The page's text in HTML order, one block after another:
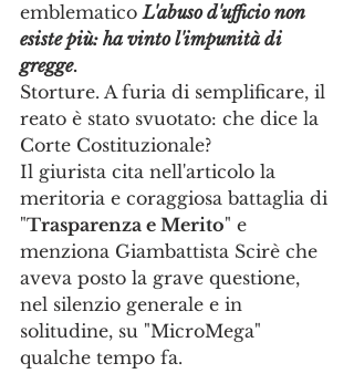
emblematico L'abuso d'ufficio non
esiste più: ha vinto l'impunità di
gregge.
Storture. A furia di semplificare, il
reato è stato svuotato: che dice la
Corte Costituzionale?
Il giurista cita nell'articolo la
meritoria e coraggiosa battaglia di
"Trasparenza e Merito" e
menziona Giambattista Scirè che
aveva posto la grave questione,
nel silenzio generale e in
solitudine, su "MicroMega"
qualche tempo fa.